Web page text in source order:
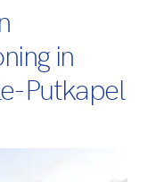
in
Putkapel